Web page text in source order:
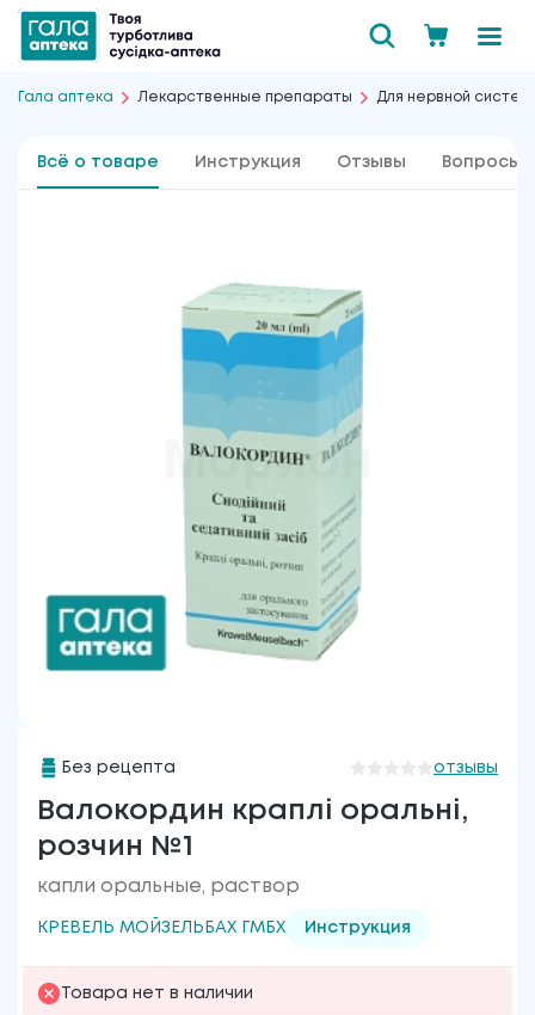
Гала аптека Лекарственные препараты Для нервной
Всё о товаре Инструкция Отзывы Вопросы
Без рецепта отзывы
Валокордин краплі оральні,
розчин №1
капли оральные, раствор
КРЕВЕЛЬ МОЙЗЕЛЬБАХ ГМБХ Инструкция
Товара нет в наличии